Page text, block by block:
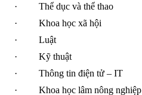
·
Thể dục và thể thao
·
Khoa học xã hội
·
Luật
·
Kỹ thuật
·
Thông tin điện tử – IT
·
Khoa học lâm nông nghiệp